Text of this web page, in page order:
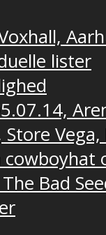
lister
Bad